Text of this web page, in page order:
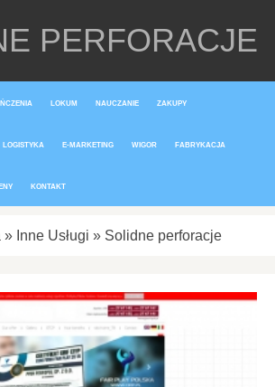
PERFORACJE
LOKUM NAUCZANIE ZAKUPY
LOGISTYKA E-MARKETING WIGOR FABRYKACJA
KONTAKT
» Inne Usługi » Solidne perforacje